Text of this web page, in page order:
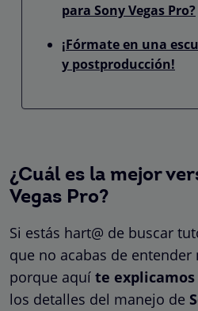
para Sony Vegas Pro?
¡Fórmate en una
y postproducción!
¿Cuál es la mejor
Vegas Pro?
Si estás hart@ de buscar
que no acabas de entender
porque aquí te explicamos
los detalles del manejo de